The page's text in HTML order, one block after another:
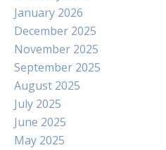
January 2026
December 2025
November 2025
September 2025
August 2025
July 2025
June 2025
May 2025